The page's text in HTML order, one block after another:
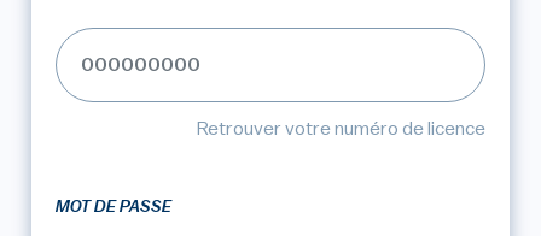
Retrouver votre numéro de licence
MOT DE PASSE